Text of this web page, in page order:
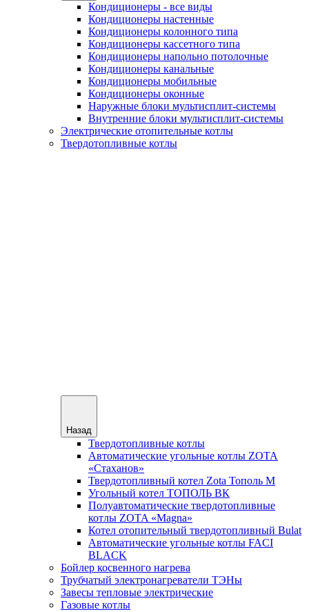
Кондиционеры - все виды
Кондиционеры настенные
Кондиционеры колонного типа
Кондиционеры кассетного типа
Кондиционеры напольно потолочные
Кондиционеры канальные
Кондиционеры мобильные
Кондиционеры оконные
Наружные блоки мультисплит-системы
Внутренние блоки мультисплит-системы
Электрические отопительные котлы
Твердотопливные котлы
Назад
Твердотопливные котлы
Автоматические угольные котлы ZOTA
«Стаханов»
Твердотопливный котел Zota Тополь М
Угольный котел ТОПОЛЬ ВК
Полуавтоматические твердотопливные
котлы ZOTA «Magna»
Котел отопительный твердотопливный Bulat
Автоматические угольные котлы FACI
BLACK
Бойлер косвенного нагрева
Трубчатый электронагреватели ТЭНы
Завесы тепловые электрические
Газовые котлы